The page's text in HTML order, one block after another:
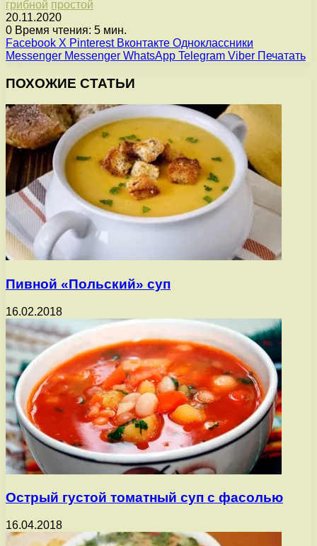
грибной простой
20.11.2020
0 Время чтения: 5 мин.
Facebook X Pinterest Вконтакте Одноклассники
Messenger Messenger WhatsApp Telegram Viber Печатать
ПОХОЖИЕ СТАТЬИ
Пивной «Польский» суп
16.02.2018
Острый густой томатный суп с фасолью
16.04.2018